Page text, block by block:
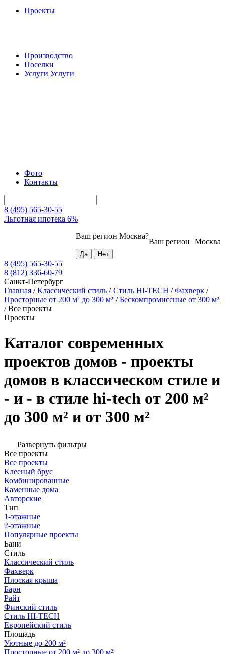
Проекты
Производство
Поселки
Услуги Услуги
Фото
Контакты
8 (495) 565-30-55
Льготная ипотека 6%
Москва
Ваш регион
Ваш регион Москва?
8 (495) 565-30-55
8 (812) 336-60-79
Санкт-Петербург
Главная /Классический стиль /Стиль HI-TECH /Фахверк /
Просторные от 200 м² до 300 м² /Бескомпромиссные от 300 м²
/Все проекты
Проекты
Каталог современных
проектов домов - проекты
домов в классическом стиле и
- и - в стиле hi-tech от 200 м²
до 300 м² и от 300 м²
Развернуть фильтры
Все проекты
Все проекты
Клееный брус
Комбинированные
Каменные дома
Авторские
Тип
1-этажные
2-этажные
Популярные проекты
Бани
Стиль
Классический стиль
Фахверк
Плоская крыша
Барн
Райт
Финский стиль
Стиль HI-TECH
Европейский стиль
Площадь
Уютные до 200 м²